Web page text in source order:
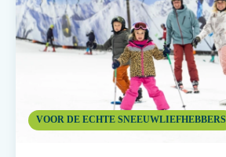
VOOR DE ECHTE SNEEUWLIEFHEBBERS